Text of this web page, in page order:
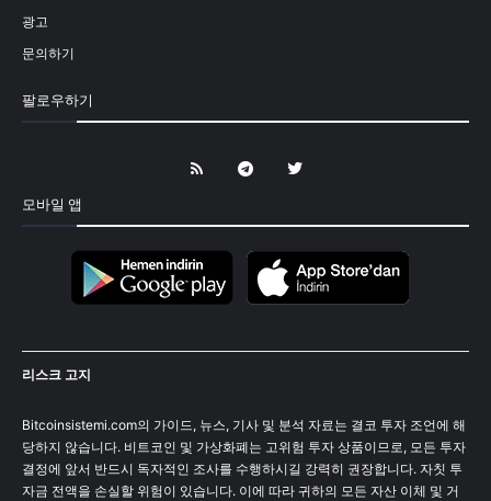
광고
문의하기
팔로우하기
모바일 앱
리스크 고지
Bitcoinsistemi.com의 가이드, 뉴스, 기사 및 분석 자료는 결코 투자 조언에 해
당하지 않습니다. 비트코인 및 가상화폐는 고위험 투자 상품이므로, 모든 투자
결정에 앞서 반드시 독자적인 조사를 수행하시길 강력히 권장합니다. 자칫 투
자금 전액을 손실할 위험이 있습니다. 이에 따라 귀하의 모든 자산 이체 및 거